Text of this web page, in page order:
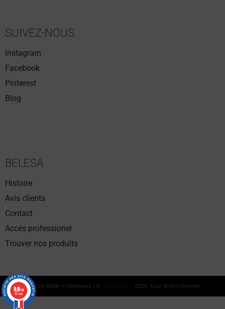
SUIVEZ-NOUS
Instagram
Facebook
Pinterest
Blog
BELESA
Histoire
Avis clients
Contact
Accés professionel
Trouver nos produits
BELESA Made in Cévennes | © – 2024. Tous droits réservés
9.8/10
442 avis
9.8/10
442 avis